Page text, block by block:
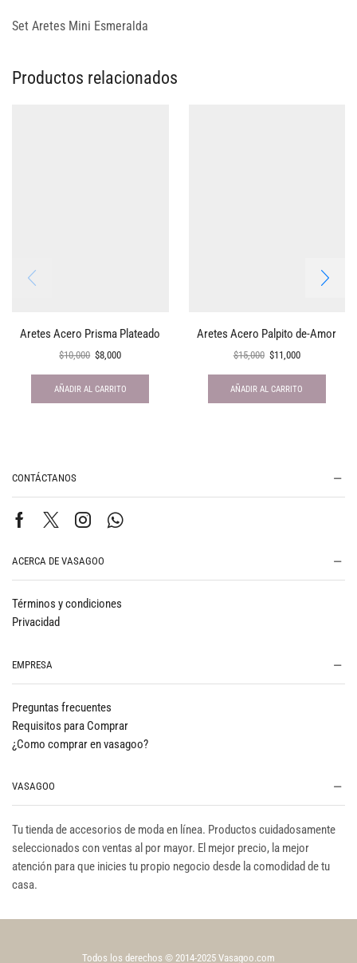
Set Aretes Mini Esmeralda
Productos relacionados
Aretes Acero Prisma Plateado
$10,000 $8,000
AÑADIR AL CARRITO
Aretes Acero Palpito de-Amor
$15,000 $11,000
AÑADIR AL CARRITO
CONTÁCTANOS
ACERCA DE VASAGOO
Términos y condiciones
Privacidad
EMPRESA
Preguntas frecuentes
Requisitos para Comprar
¿Como comprar en vasagoo?
VASAGOO
Tu tienda de accesorios de moda en línea. Productos cuidadosamente
seleccionados con ventas al por mayor. El mejor precio, la mejor
atención para que inicies tu propio negocio desde la comodidad de tu
casa.
Todos los derechos © 2014-2025 Vasagoo.com